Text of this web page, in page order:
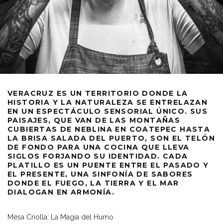
VERACRUZ ES UN TERRITORIO DONDE LA
HISTORIA Y LA NATURALEZA SE ENTRELAZAN
EN UN ESPECTÁCULO SENSORIAL ÚNICO. SUS
PAISAJES, QUE VAN DE LAS MONTAÑAS
CUBIERTAS DE NEBLINA EN COATEPEC HASTA
LA BRISA SALADA DEL PUERTO, SON EL TELÓN
DE FONDO PARA UNA COCINA QUE LLEVA
SIGLOS FORJANDO SU IDENTIDAD. CADA
PLATILLO ES UN PUENTE ENTRE EL PASADO Y
EL PRESENTE, UNA SINFONÍA DE SABORES
DONDE EL FUEGO, LA TIERRA Y EL MAR
DIALOGAN EN ARMONÍA.
Mesa Criolla: La Magia del Humo